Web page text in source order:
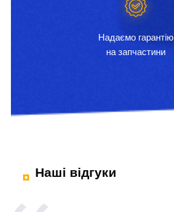
Надаємо гарантію
на запчастини
Наші відгуки